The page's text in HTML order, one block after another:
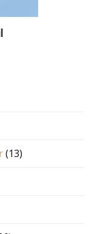
(13)